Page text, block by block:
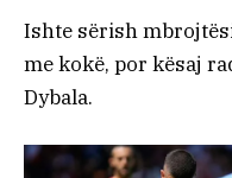
Ishte sërish
me kokë, por kësaj
Dybala.